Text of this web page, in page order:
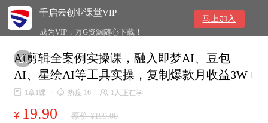
千启云创业课堂VIP
成为VIP，万G资源随心下载！
马上加入

AI剪辑全案例实操课，融入即梦AI、豆包
AI、星绘AI等工具实操，复制爆款月收益3W+
 1章1课  热度 16  1人正在学
¥ 19.90 原价 ¥199.00